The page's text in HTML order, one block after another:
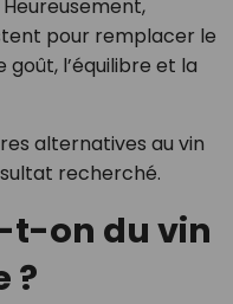
pour remplacer le
l’équilibre et la
alternatives au vin
recherché.
t-on du vin
?